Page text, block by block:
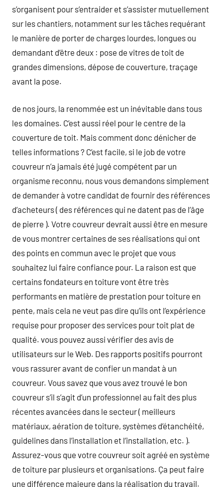
s’organisent pour s’entraider et s’assister mutuellement
sur les chantiers, notamment sur les tâches requérant
le manière de porter de charges lourdes, longues ou
demandant d’être deux : pose de vitres de toit de
grandes dimensions, dépose de couverture, traçage
avant la pose.
de nos jours, la renommée est un inévitable dans tous
les domaines. C’est aussi réel pour le centre de la
couverture de toit. Mais comment donc dénicher de
telles informations ? C’est facile, si le job de votre
couvreur n’a jamais été jugé compétent par un
organisme reconnu, nous vous demandons simplement
de demander à votre candidat de fournir des références
d’acheteurs ( des références qui ne datent pas de l’âge
de pierre ). Votre couvreur devrait aussi être en mesure
de vous montrer certaines de ses réalisations qui ont
des points en commun avec le projet que vous
souhaitez lui faire confiance pour. La raison est que
certains fondateurs en toiture vont être très
performants en matière de prestation pour toiture en
pente, mais cela ne veut pas dire qu’ils ont l’expérience
requise pour proposer des services pour toit plat de
qualité. vous pouvez aussi vérifier des avis de
utilisateurs sur le Web. Des rapports positifs pourront
vous rassurer avant de confier un mandat à un
couvreur. Vous savez que vous avez trouvé le bon
couvreur s’il s’agit d’un professionnel au fait des plus
récentes avancées dans le secteur ( meilleurs
matériaux, aération de toiture, systèmes d’étanchéité,
guidelines dans l’installation et l’installation, etc. ).
Assurez-vous que votre couvreur soit agréé en système
de toiture par plusieurs et organisations. Ça peut faire
une différence majeure dans la réalisation du travail.